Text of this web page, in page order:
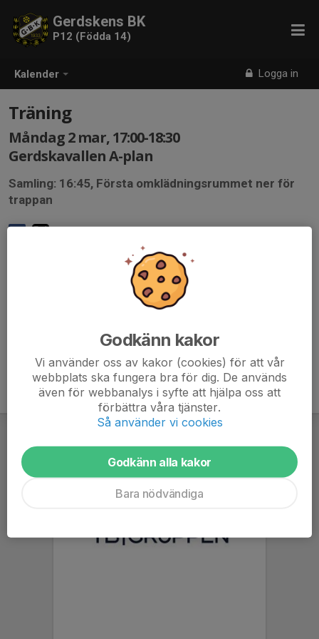
Kalender Logga in
Gerdskens BK
P12 (Födda 14)
Träning
Måndag 2 mar, 17:00-18:30
Gerdskavallen A-plan
Samling: 16:45, Första omklädningsrummet ner för
trappan
Godkänn kakor
Vi använder oss av kakor (cookies) för att vår
webbplats ska fungera bra för dig. De används
även för webbanalys i syfte att hjälpa oss att
förbättra våra tjänster.
Så använder vi cookies
Godkänn alla kakor
Bara nödvändiga